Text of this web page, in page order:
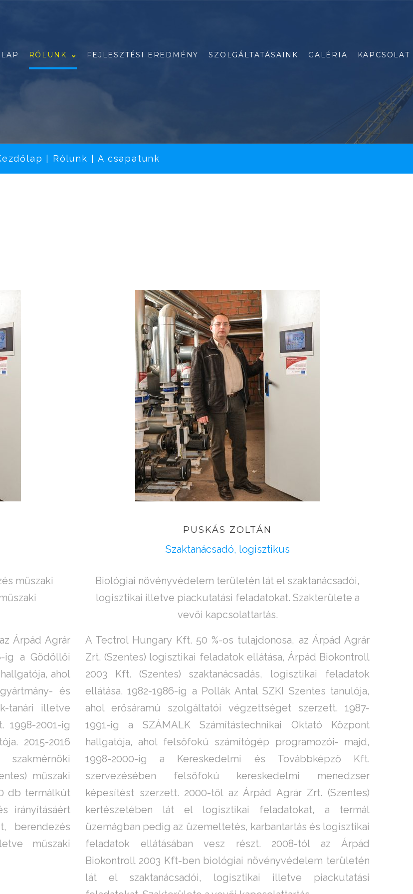
RÓLUNK FEJLESZTÉSI EREDMÉNY SZOLGÁLTATÁSAINK GALÉRIA KAPCSOLAT
Rólunk |A csapatunk
műszaki
Árpád Agrár
ig a Gödöllői
ahol
és
tanári illetve
1998-2001-ig
2015-2016
műszaki
db termálkút
irányításáért
berendezés
műszaki
PUSKÁS ZOLTÁN
Szaktanácsadó, logisztikus
Biológiai növényvédelem területén lát el szaktanácsadói,
logisztikai illetve piackutatási feladatokat. Szakterülete a
vevői kapcsolattartás.
A Tectrol Hungary Kft. 50 %-os tulajdonosa, az Árpád Agrár
Zrt. (Szentes) logisztikai feladatok ellátása, Árpád Biokontroll
2003 Kft. (Szentes) szaktanácsadás, logisztikai feladatok
ellátása. 1982-1986-ig a Pollák Antal SZKI Szentes tanulója,
ahol erősáramú szolgáltatói végzettséget szerzett. 1987-
1991-ig a SZÁMALK Számítástechnikai Oktató Központ
hallgatója, ahol felsőfokú számítógép programozói- majd,
1998-2000-ig a Kereskedelmi és Továbbképző Kft.
szervezésében felsőfokú kereskedelmi menedzser
képesítést szerzett. 2000-től az Árpád Agrár Zrt. (Szentes)
kertészetében lát el logisztikai feladatokat, a termál
üzemágban pedig az üzemeltetés, karbantartás és logisztikai
feladatok ellátásában vesz részt. 2008-tól az Árpád
Biokontroll 2003 Kft-ben biológiai növényvédelem területén
lát el szaktanácsadói, logisztikai illetve piackutatási